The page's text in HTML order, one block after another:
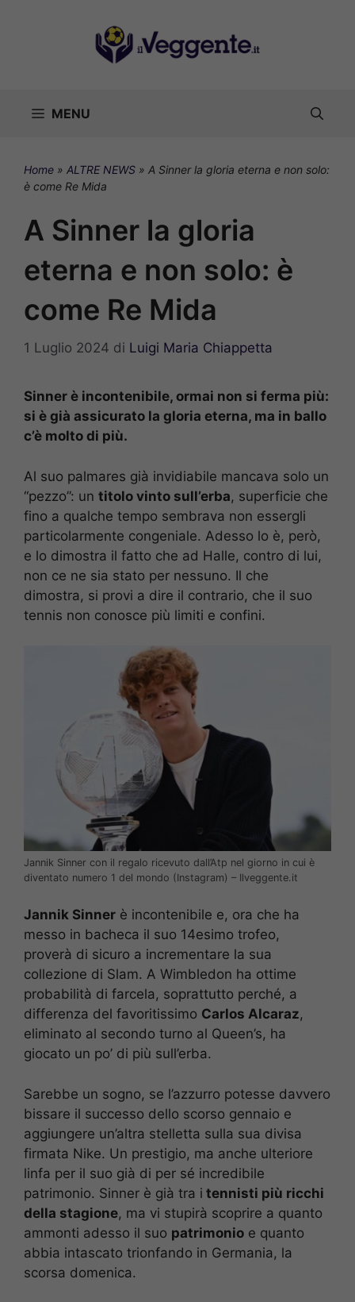
MENU
Home » ALTRE NEWS » A Sinner la gloria eterna e non solo:
è come Re Mida
A Sinner la gloria
eterna e non solo: è
come Re Mida
1 Luglio 2024 di Luigi Maria Chiappetta
Sinner è incontenibile, ormai non si ferma più:
si è già assicurato la gloria eterna, ma in ballo
c’è molto di più.
Al suo palmares già invidiabile mancava solo un
“pezzo”: un titolo vinto sull’erba, superficie che
fino a qualche tempo sembrava non essergli
particolarmente congeniale. Adesso lo è, però,
e lo dimostra il fatto che ad Halle, contro di lui,
non ce ne sia stato per nessuno. Il che
dimostra, si provi a dire il contrario, che il suo
tennis non conosce più limiti e confini.
Jannik Sinner con il regalo ricevuto dall’Atp nel giorno in cui è
diventato numero 1 del mondo (Instagram) – Ilveggente.it
Jannik Sinner è incontenibile e, ora che ha
messo in bacheca il suo 14esimo trofeo,
proverà di sicuro a incrementare la sua
collezione di Slam. A Wimbledon ha ottime
probabilità di farcela, soprattutto perché, a
differenza del favoritissimo Carlos Alcaraz,
eliminato al secondo turno al Queen’s, ha
giocato un po’ di più sull’erba.
Sarebbe un sogno, se l’azzurro potesse davvero
bissare il successo dello scorso gennaio e
aggiungere un’altra stelletta sulla sua divisa
firmata Nike. Un prestigio, ma anche ulteriore
linfa per il suo già di per sé incredibile
patrimonio. Sinner è già tra i tennisti più ricchi
della stagione, ma vi stupirà scoprire a quanto
ammonti adesso il suo patrimonio e quanto
abbia intascato trionfando in Germania, la
scorsa domenica.